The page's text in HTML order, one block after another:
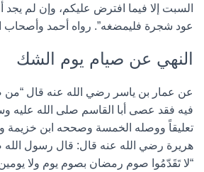
السبت إلا فيما افترض عليكم، وإن لم يجد
عود شجرة فليمضغه”. رواه أحمد وأصحاب
النهي عن صيام يوم الشك
عن عمار بن ياسر رضي الله عنه قال “من
فيه فقد عصى أبا القاسم صلى الله عليه
تعليقاً ووصله الخمسة وصححه ابن خزيمة
هريرة رضي الله عنه قال: قال رسول الله
“لا تَقَدّمُوا صوم رمضان بصوم يوم ولا